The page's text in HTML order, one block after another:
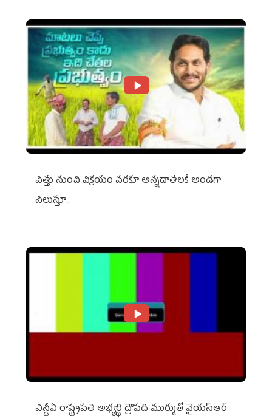
విత్తు నుంచి విక్రయం వరకూ అన్నదాతలకి అండగా
నిలుస్తూ..
ఎన్డీఏ రాష్ట్ర‌ప‌తి అభ్య‌ర్థి ద్రౌప‌ది ముర్ముతో వైయ‌స్ఆర్